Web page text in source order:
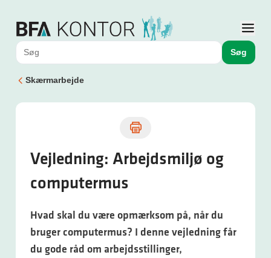
Søg
Skærmarbejde
Vejledning: Arbejdsmiljø og
computermus
Hvad skal du være opmærksom på, når du
bruger computermus? I denne vejledning får
du gode råd om arbejdsstillinger,